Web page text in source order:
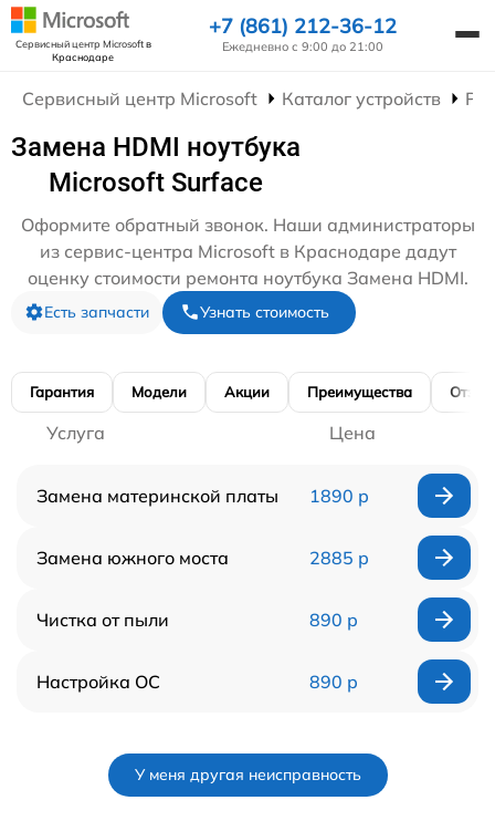
Сервисный центр Microsoftв
Краснодаре
+7 (861) 212-36-12
Ежедневно с 9:00 до 21:00
Сервисный центр Microsoft Каталог устройств
Замена HDMI ноутбука
Microsoft Surface
Оформите обратный звонок. Наши администраторы
из сервис-центра Microsoft в Краснодаре дадут
оценку стоимости ремонта ноутбука Замена HDMI.
Есть запчасти Узнать стоимость
Гарантия Модели Акции Преимущества
Услуга Цена
Замена материнской платы 1890 р
Замена южного моста 2885 р
Чистка от пыли 890 р
Настройка ОС 890 р
У меня другая неисправность